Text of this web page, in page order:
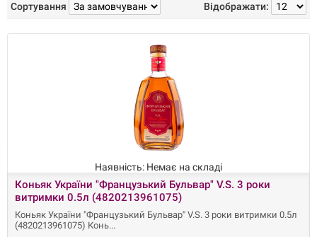
Відображати:
Сортування
Наявність: Немає на складі
Коньяк України "Французький Бульвар" V.S. 3 роки
витримки 0.5л (4820213961075)
Коньяк України "Французький Бульвар" V.S. 3 роки витримки 0.5л
(4820213961075) Конь